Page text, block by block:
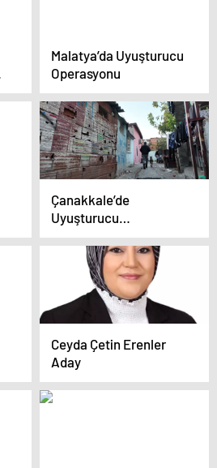
Malatya’da Uyuşturucu
Operasyonu
Çanakkale’de
Uyuşturucu
Operasyonları: 348
Şüpheli Yakalandı
Ceyda Çetin Erenler
Aday